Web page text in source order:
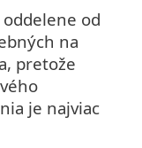
od
na
pretože
je najviac